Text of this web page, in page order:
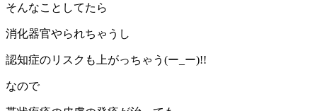
そんなことしてたら
消化器官やられちゃうし
認知症のリスクも上がっちゃう(ー_ー)!!
なので